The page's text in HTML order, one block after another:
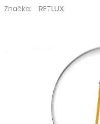
Značka:
RETLUX